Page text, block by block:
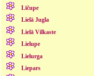
Līčupe
Lielā Jugla
Lielā Vilkaste
Lielupe
Lielurga
Liepars